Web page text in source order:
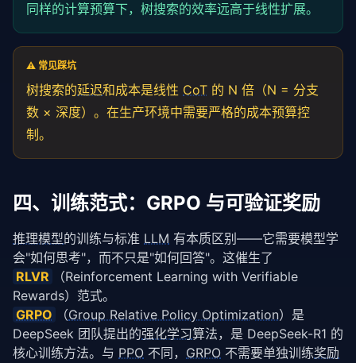
同样的计算预算下，树搜索的效率远高于线性扩展。
⚠️ 常见踩坑
树搜索的延迟和成本是线性 CoT 的 N 倍（N = 分支
数 × 深度）。在生产环境中需要严格的成本预算控
制。
四、训练范式：GRPO 与可验证奖励
推理模型的训练与标准 LLM 有本质区别——它需要模型学
RLVR
（Reinforcement Learning with Verifiable
Rewards）范式。
GRPO
（Group Relative Policy Optimization）是
DeepSeek 团队提出的强化学习算法，是 DeepSeek-R1 的
核心训练方法。与 PPO 不同， GRPO 不需要单独训练奖励